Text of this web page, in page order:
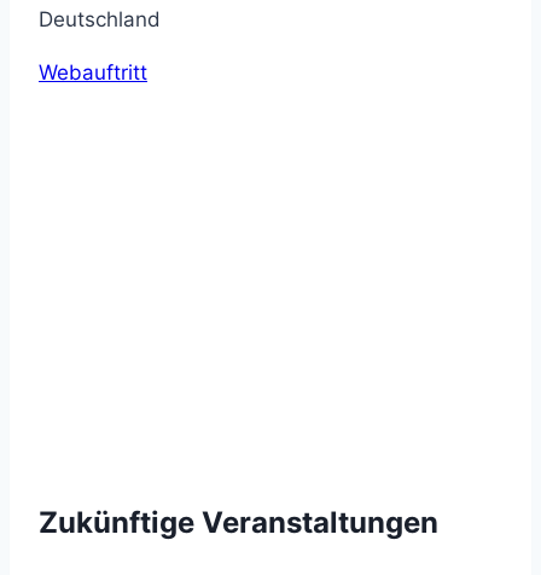
Deutschland
Webauftritt
Zukünftige Veranstaltungen